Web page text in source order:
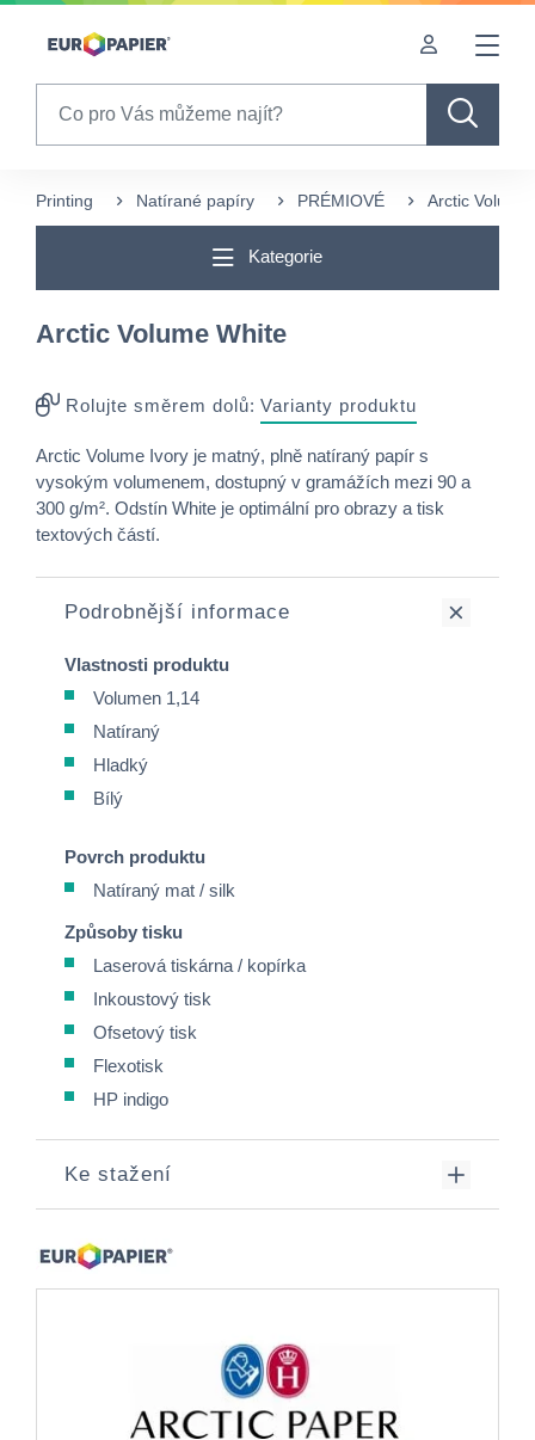
Table Of Content
Printing Natírané papíry PRÉMIOVÉ Arctic Volume
Kategorie
Arctic Volume White
Rolujte směrem dolů: Varianty produktu
Arctic Volume Ivory je matný, plně natíraný papír s
vysokým volumenem, dostupný v gramážích mezi 90 a
300 g/m². Odstín White je optimální pro obrazy a tisk
textových částí.
Podrobnější informace
Vlastnosti produktu
Volumen 1,14
Natíraný
Hladký
Bílý
Povrch produktu
Natíraný mat / silk
Způsoby tisku
Laserová tiskárna / kopírka
Inkoustový tisk
Ofsetový tisk
Flexotisk
HP indigo
Ke stažení